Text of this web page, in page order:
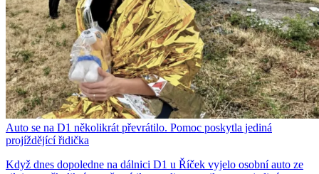
Auto se na D1 několikrát převrátilo. Pomoc poskytla jediná
projíždějící řidička
Když dnes dopoledne na dálnici D1 u Říček vyjelo osobní auto ze